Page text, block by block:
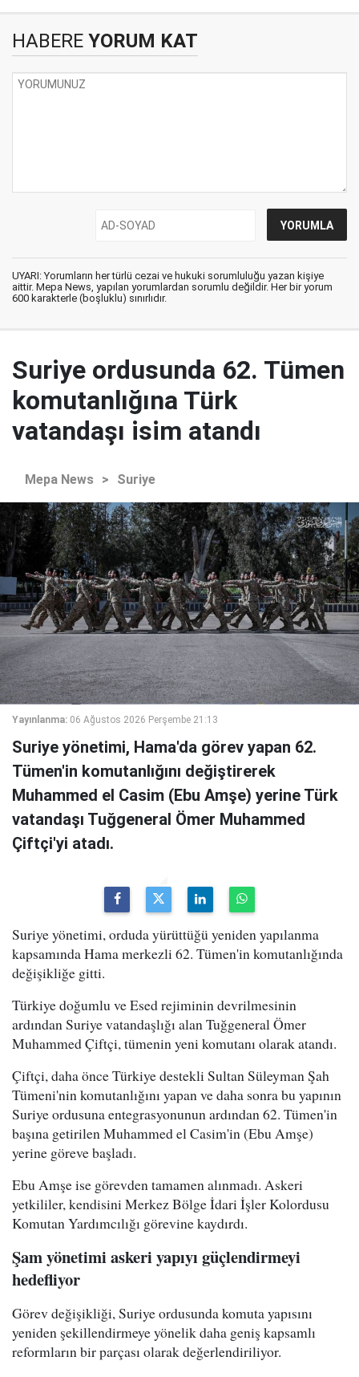
HABERE YORUM KAT
UYARI: Yorumların her türlü cezai ve hukuki sorumluluğu yazan kişiye
aittir. Mepa News, yapılan yorumlardan sorumlu değildir. Her bir yorum
600 karakterle (boşluklu) sınırlıdır.
Suriye ordusunda 62. Tümen
komutanlığına Türk
vatandaşı isim atandı
Mepa News > Suriye
Yayınlanma: 06 Ağustos 2026 Perşembe 21:13
Suriye yönetimi, Hama'da görev yapan 62.
Tümen'in komutanlığını değiştirerek
Muhammed el Casim (Ebu Amşe) yerine Türk
vatandaşı Tuğgeneral Ömer Muhammed
Çiftçi'yi atadı.
Suriye yönetimi, orduda yürüttüğü yeniden yapılanma
kapsamında Hama merkezli 62. Tümen'in komutanlığında
değişikliğe gitti.
Türkiye doğumlu ve Esed rejiminin devrilmesinin
ardından Suriye vatandaşlığı alan Tuğgeneral Ömer
Muhammed Çiftçi, tümenin yeni komutanı olarak atandı.
Çiftçi, daha önce Türkiye destekli Sultan Süleyman Şah
Tümeni'nin komutanlığını yapan ve daha sonra bu yapının
Suriye ordusuna entegrasyonunun ardından 62. Tümen'in
başına getirilen Muhammed el Casim'in (Ebu Amşe)
yerine göreve başladı.
Ebu Amşe ise görevden tamamen alınmadı. Askeri
yetkililer, kendisini Merkez Bölge İdari İşler Kolordusu
Komutan Yardımcılığı görevine kaydırdı.
Şam yönetimi askeri yapıyı güçlendirmeyi
hedefliyor
Görev değişikliği, Suriye ordusunda komuta yapısını
yeniden şekillendirmeye yönelik daha geniş kapsamlı
reformların bir parçası olarak değerlendiriliyor.